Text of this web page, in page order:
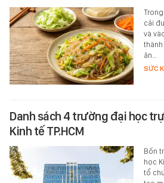
cải
và
ăn…
SỨC
Danh sách 4 trường đại học
Kinh tế TP.HCM
Bốn
học
tổ